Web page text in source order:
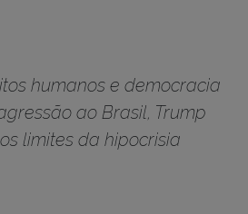
humanos e democracia
ao Brasil, Trump
limites da hipocrisia